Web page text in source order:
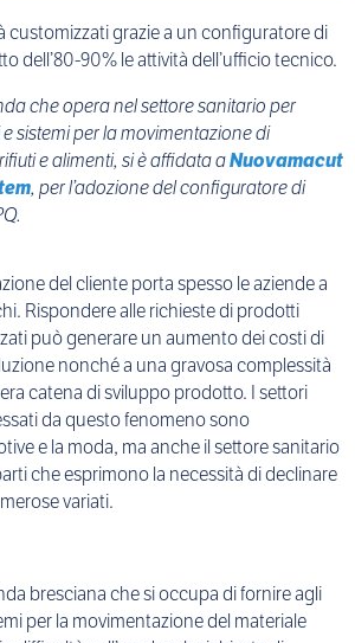
customizzati grazie a un configuratore di
dell’80-90% le attività dell’ufficio tecnico.
che opera nel settore sanitario per
sistemi per la movimentazione di
e alimenti, si è affidata aNuovamacut
, per l’adozione del configuratore di
del cliente porta spesso le aziende a
Rispondere alle richieste di prodotti
può generare un aumento dei costi di
nonché a una gravosa complessità
catena di sviluppo prodotto. I settori
da questo fenomeno sono
e la moda, ma anche il settore sanitario
che esprimono la necessità di declinare
variati.
bresciana che si occupa di fornire agli
per la movimentazione del materiale